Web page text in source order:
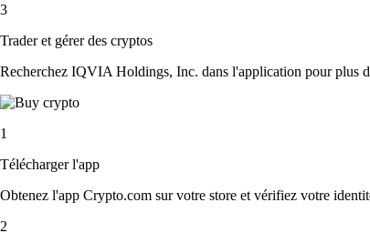
3
Trader et gérer des cryptos
Recherchez IQVIA Holdings, Inc. dans l'application pour plus
1
Télécharger l'app
Obtenez l'app Crypto.com sur votre store et vérifiez votre
2